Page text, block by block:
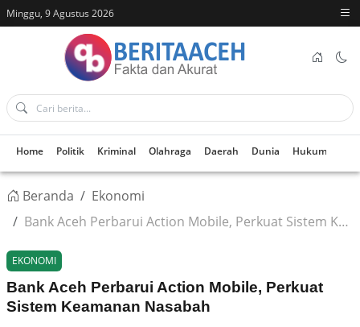
Minggu, 9 Agustus 2026
Home Politik Kriminal Olahraga Daerah Dunia Hukum
Beranda
Ekonomi
Bank Aceh Perbarui Action Mobile, Perkuat Sistem Keamanan Nasabah
EKONOMI
Bank Aceh Perbarui Action Mobile, Perkuat
Sistem Keamanan Nasabah